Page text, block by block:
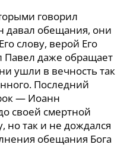
говорил
давал обещания, они
слову, верой Его
Павел даже обращает
ушли в вечность так
Последний
— Иоанн
своей смертной
но так и не дождался
обещания Бога